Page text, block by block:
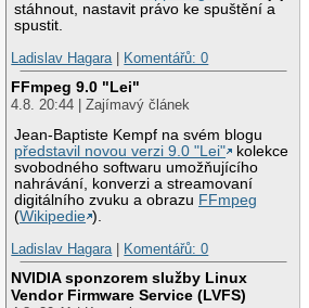
stáhnout, nastavit právo ke spuštění a
spustit.
Ladislav Hagara| Komentářů: 0
FFmpeg 9.0 "Lei"
4.8. 20:44 | Zajímavý článek
Jean-Baptiste Kempf na svém blogu
představil novou verzi 9.0 "Lei"
kolekce
svobodného softwaru umožňujícího
nahrávání, konverzi a streamovaní
digitálního zvuku a obrazu FFmpeg
(Wikipedie ).
Ladislav Hagara| Komentářů: 0
NVIDIA sponzorem služby Linux
Vendor Firmware Service (LVFS)